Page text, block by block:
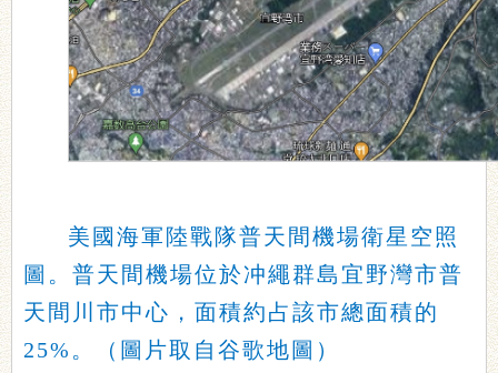
美國海軍陸戰隊普天間機場衛星空照
圖。普天間機場位於冲繩群島宜野灣市普
天間川市中心，面積約占該市總面積的
25%。（圖片取自谷歌地圖）